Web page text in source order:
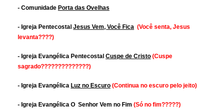
- Comunidade Porta das Ovelhas
- Igreja Pentecostal Jesus Vem, Você Fica (Você senta, Jesus
levanta????)
- Igreja Evangélica Pentecostal Cuspe de Cristo (Cuspe
sagrado??????????????)
- Igreja Evangélica Luz no Escuro (Continua no escuro pelo jeito)
- Igreja Evangélica O Senhor Vem no Fim (Só no fim?????)